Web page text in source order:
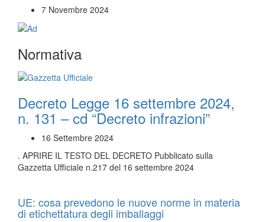
7 Novembre 2024
Normativa
Decreto Legge 16 settembre 2024,
n. 131 – cd “Decreto infrazioni”
16 Settembre 2024
. APRIRE IL TESTO DEL DECRETO Pubblicato sulla
Gazzetta Ufficiale n.217 del 16 settembre 2024
UE: cosa prevedono le nuove norme in materia
di etichettatura degli imballaggi